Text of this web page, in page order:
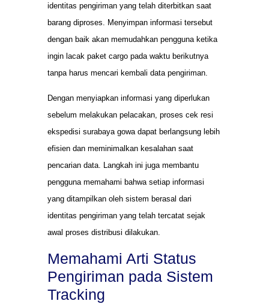
identitas pengiriman yang telah diterbitkan saat
barang diproses. Menyimpan informasi tersebut
dengan baik akan memudahkan pengguna ketika
ingin lacak paket cargo pada waktu berikutnya
tanpa harus mencari kembali data pengiriman.
Dengan menyiapkan informasi yang diperlukan
sebelum melakukan pelacakan, proses cek resi
ekspedisi surabaya gowa dapat berlangsung lebih
efisien dan meminimalkan kesalahan saat
pencarian data. Langkah ini juga membantu
pengguna memahami bahwa setiap informasi
yang ditampilkan oleh sistem berasal dari
identitas pengiriman yang telah tercatat sejak
awal proses distribusi dilakukan.
Memahami Arti Status
Pengiriman pada Sistem
Tracking